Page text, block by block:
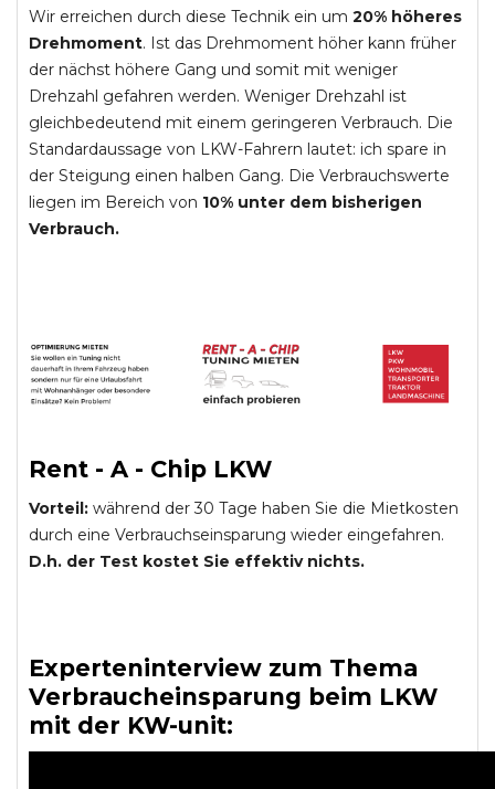
Wir erreichen durch diese Technik ein um 20% höheres
Drehmoment. Ist das Drehmoment höher kann früher
der nächst höhere Gang und somit mit weniger
Drehzahl gefahren werden. Weniger Drehzahl ist
gleichbedeutend mit einem geringeren Verbrauch. Die
Standardaussage von LKW-Fahrern lautet: ich spare in
der Steigung einen halben Gang. Die Verbrauchswerte
liegen im Bereich von 10% unter dem bisherigen
Verbrauch.
Rent - A - Chip LKW
Vorteil: während der 30 Tage haben Sie die Mietkosten
durch eine Verbrauchseinsparung wieder eingefahren.
D.h. der Test kostet Sie effektiv nichts.
Experteninterview zum Thema
Verbraucheinsparung beim LKW
mit der KW-unit: